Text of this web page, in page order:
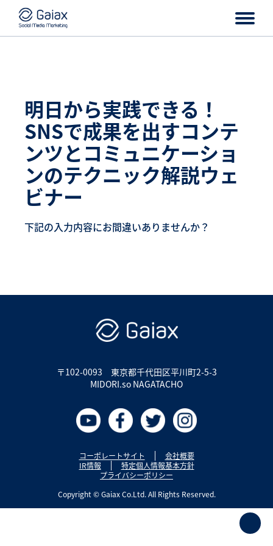
明日から実践できる！
SNSで成果を出すコンテ
ンツとコミュニケーショ
ンのテクニック解説ウェ
ビナー
下記の入力内容にお間違いありませんか？
〒102-0093 東京都千代田区平川町2-5-3
MIDORI.so NAGATACHO
コーポレートサイト
会社概要
IR情報
特定個人情報基本方針
プライバシーポリシー
Copyright © Gaiax Co.Ltd. All Rights Reserved.